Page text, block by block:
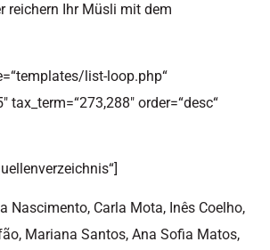
reichern Ihr Müsli mit dem
list-loop.php“
tax_term=“273,288″ order=“desc“
Nascimento, Carla Mota, Inês Coelho,
Mariana Santos, Ana Sofia Matos,